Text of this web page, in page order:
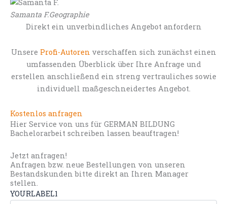
Samanta F.Geographie
Direkt ein unverbindliches Angebot anfordern
Unsere Profi-Autoren verschaffen sich zunächst einen
umfassenden Überblick über Ihre Anfrage und
erstellen anschließend ein streng vertrauliches sowie
individuell maßgeschneidertes Angebot.
Kostenlos anfragen
Hier Service von uns für GERMAN BILDUNG
Bachelorarbeit schreiben lassen beauftragen!
Jetzt anfragen!
Anfragen bzw. neue Bestellungen von unseren
Bestandskunden bitte direkt an Ihren Manager
stellen.
YOURLABEL1